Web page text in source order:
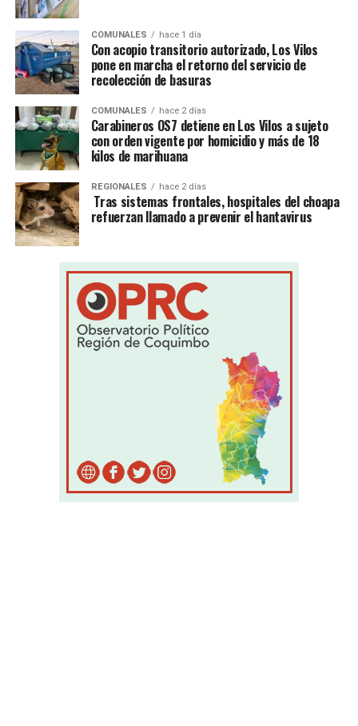
COMUNALES hace 1 día
Con acopio transitorio autorizado, Los Vilos
pone en marcha el retorno del servicio de
recolección de basuras
COMUNALES hace 2 días
Carabineros OS7 detiene en Los Vilos a sujeto
con orden vigente por homicidio y más de 18
kilos de marihuana
REGIONALES hace 2 días
Tras sistemas frontales, hospitales del choapa
refuerzan llamado a prevenir el hantavirus